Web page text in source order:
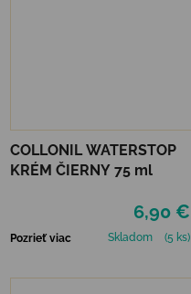
COLLONIL WATERSTOP
KRÉM ČIERNY 75 ml
6,90 €
Pozrieť viac Skladom (5 ks)